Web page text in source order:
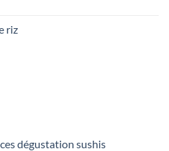
riz
dégustation sushis